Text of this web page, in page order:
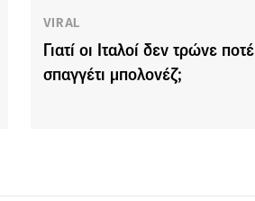
VIRAL
Γιατί οι Ιταλοί δεν τρώνε ποτέ
σπαγγέτι μπολονέζ;